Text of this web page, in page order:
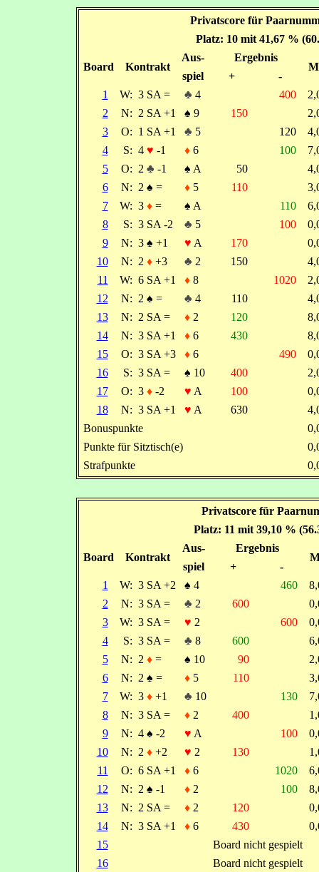
Privatscore für
Platz: 10 mit 41,67 %
Board Kontrakt
Aus- Ergebnis
spiel +
-
1
W: 3 SA = ♣ 4 400
2
N: 2 SA +1 ♠ 9 150
3
O: 1 SA +1 ♣ 5 120
4
S: 4 ♥ -1 ♦6 100
5
O: 2 ♣ -1 ♠ A 50
6
N: 2 ♠ = ♦5 110
7
W: 3 ♦= ♠ A 110
8
S: 3 SA -2 ♣ 5 100
9
N: 3 ♠ +1 ♥ A 170
10
N: 2 ♦+3 ♣ 2 150
11
W: 6 SA +1 ♦8 1020
12
N: 2 ♠ = ♣ 4 110
13
N: 2 SA = ♦2 120
14
N: 3 SA +1 ♦6 430
15
O: 3 SA +3 ♦6 490
16
S: 3 SA = ♠ 10 400
17
O: 3 ♦-2 ♥ A 100
18
N: 3 SA +1 ♥ A 630
Bonuspunkte
Punkte für Sitztisch(e)
Strafpunkte
Privatscore für
Platz: 11 mit 39,10 %
Board Kontrakt
Aus- Ergebnis
spiel +
-
1
W: 3 SA +2 ♠ 4 460
2
N: 3 SA = ♣ 2 600
3
W: 3 SA = ♥ 2 600
4
S: 3 SA = ♣ 8 600
5
N: 2 ♦= ♠ 10 90
6
N: 2 ♠ = ♦5 110
7
W: 3 ♦+1 ♣ 10 130
8
N: 3 SA = ♦2 400
9
N: 4 ♠ -2 ♥ A 100
10
N: 2 ♦+2 ♥ 2 130
11
O: 6 SA +1 ♦6 1020
12
N: 2 ♠ -1 ♦2 100
13
N: 2 SA = ♦2 120
14
N: 3 SA +1 ♦6 430
15
Board nicht gespielt
16
Board nicht gespielt